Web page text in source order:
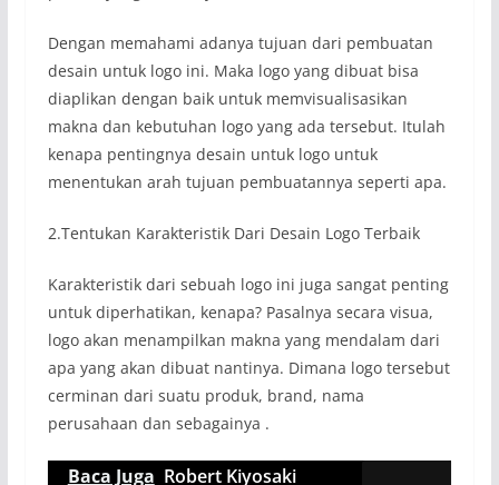
Dengan memahami adanya tujuan dari pembuatan
desain untuk logo ini. Maka logo yang dibuat bisa
diaplikan dengan baik untuk memvisualisasikan
makna dan kebutuhan logo yang ada tersebut. Itulah
kenapa pentingnya desain untuk logo untuk
menentukan arah tujuan pembuatannya seperti apa.
2.Tentukan Karakteristik Dari Desain Logo Terbaik
Karakteristik dari sebuah logo ini juga sangat penting
untuk diperhatikan, kenapa? Pasalnya secara visua,
logo akan menampilkan makna yang mendalam dari
apa yang akan dibuat nantinya. Dimana logo tersebut
cerminan dari suatu produk, brand, nama
perusahaan dan sebagainya .
Baca Juga Robert Kiyosaki